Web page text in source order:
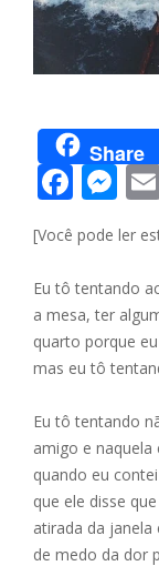
Share
F
ac
e
b
o
o
M
e
ss
e
n
g
[Você pode ler
Eu tô tentando
a mesa, ter
quarto porque
mas eu tô
Eu tô tentando
amigo e naquela
quando eu
que ele disse
atirada da
de medo da dor